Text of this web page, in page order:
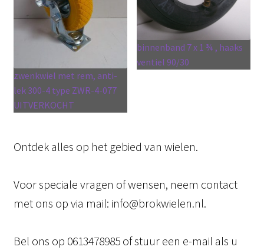
zwenkwiel met rem, anti-
lek 300-4 type ZWR-4-077
UITVERKOCHT
binnenband 7 x 1 ¾ , haaks
ventiel 90/30
Ontdek alles op het gebied van wielen.
Voor speciale vragen of wensen, neem contact
met ons op via mail: info@brokwielen.nl.
Bel ons op 0613478985 of stuur een e-mail als u